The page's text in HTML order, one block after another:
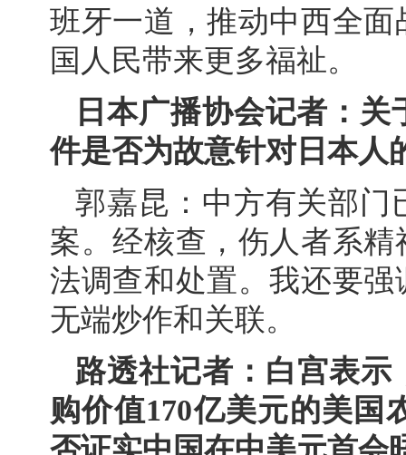
班牙一道，推动中西全
国人民带来更多福祉。
日本广播协会记者：
件是否为故意针对日本人
郭嘉昆：中方有关部门
案。经核查，伤人者系
法调查和处置。我还要
无端炒作和关联。
路透社记者：白宫表示
购价值170亿美元的美国